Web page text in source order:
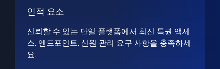
인적 요소
신뢰할 수 있는 단일 플랫폼에서 최신 특권 액세
스, 엔드포인트, 신원 관리 요구 사항을 충족하세
요.